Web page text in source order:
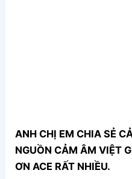
ANH CHỊ EM CHIA SẺ
NGUỒN CẢM ÂM VIỆT
ƠN ACE RẤT NHIỀU.